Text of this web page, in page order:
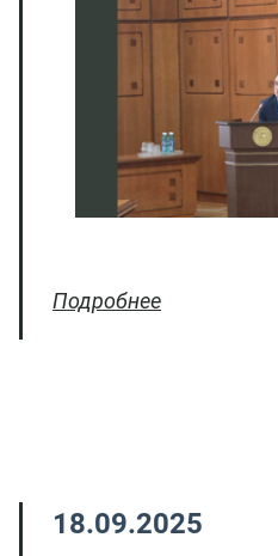
Подробнее
18.09.2025